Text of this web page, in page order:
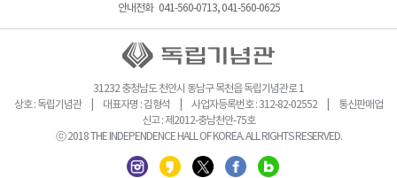
안내전화 041-560-0713, 041-560-0625
31232 충청남도 천안시 동남구 목천읍 독립기념관로 1
상호 : 독립기념관 | 대표자명 : 김형석 | 사업자등록번호 : 312-82-02552 | 통신판매업
신고 : 제2012-충남천안-75호
ⓒ 2018 THE INDEPENDENCE HALL OF KOREA. ALL RIGHTS RESERVED.